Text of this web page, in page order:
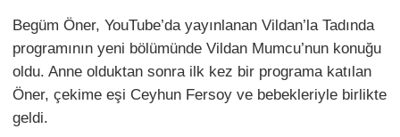
Begüm Öner, YouTube’da yayınlanan Vildan’la Tadında
programının yeni bölümünde Vildan Mumcu’nun konuğu
oldu. Anne olduktan sonra ilk kez bir programa katılan
Öner, çekime eşi Ceyhun Fersoy ve bebekleriyle birlikte
geldi.